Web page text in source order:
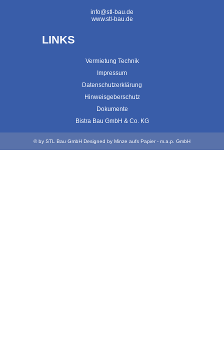
info@stl-bau.de
www.stl-bau.de
LINKS
Vermietung Technik
Impressum
Datenschutzerklärung
Hinweisgeberschutz
Dokumente
Bistra Bau GmbH & Co. KG
© by STL Bau GmbH Designed by Minze aufs Papier - m.a.p. GmbH